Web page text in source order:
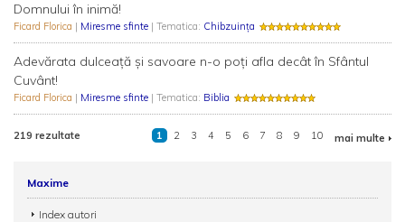
Domnului în inimă!
Ficard Florica | Miresme sfinte | Tematica: Chibzuința
Adevărata dulceaţă şi savoare n-o poţi afla decât în Sfântul
Cuvânt!
Ficard Florica | Miresme sfinte | Tematica: Biblia
219 rezultate 1 2 3 4 5 6 7 8 9 10 mai multe
Maxime
Index autori